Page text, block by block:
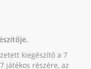
kiegészítő a 7
játékos részére, az